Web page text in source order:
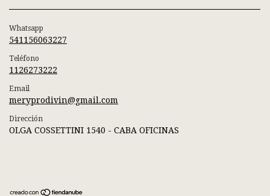
Whatsapp
541156063227
Teléfono
1126273222
Email
meryprodivin@gmail.com
Dirección
OLGA COSSETTINI 1540 - CABA OFICINAS